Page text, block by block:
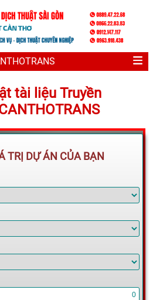
tài liệu Truyền
TRỊ DỰ ÁN CỦA BẠN